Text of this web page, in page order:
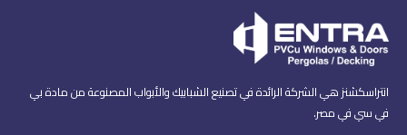
انتراسكشنز هي الشركة الرائدة في تصنيع الشبابيك والأبواب المصنوعة من مادة بي
في سي في مصر.